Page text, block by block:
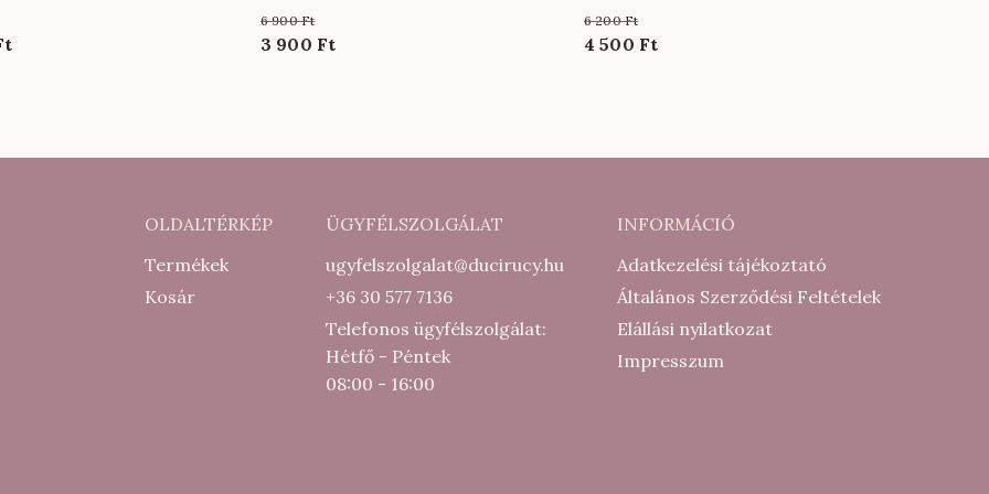
Current
000 Ft.
színben
6 900Ft
Original
900 Ft.
3 900 FtCurrent
900 Ft.
színben
6 200Ft
Original
200 Ft.
4 500 FtCurrent
500 Ft.
OLDALTÉRKÉP
Termékek
Kosár
ÜGYFÉLSZOLGÁLAT
ugyfelszolgalat@ducirucy.hu
+36 30 577 7136
Telefonos ügyfélszolgálat:
Hétfő - Péntek
08:00 - 16:00
INFORMÁCIÓ
Adatkezelési tájékoztató
Általános Szerződési Feltételek
Elállási nyilatkozat
Impresszum